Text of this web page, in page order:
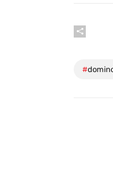
#